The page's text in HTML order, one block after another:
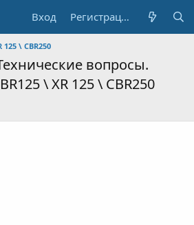
Вход Регистрация
125 \ CBR250
вопросы.
\ XR 125 \ CBR250